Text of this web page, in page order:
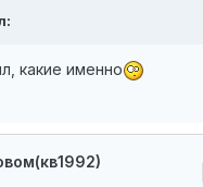
какие именно